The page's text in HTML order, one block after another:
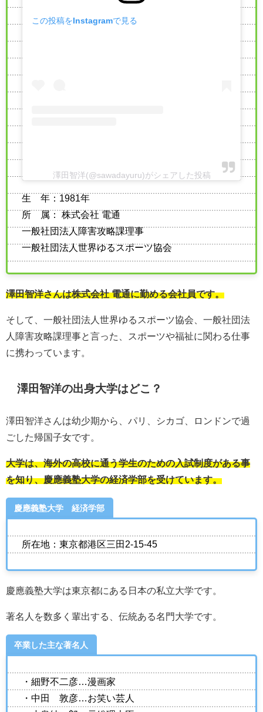
この投稿をInstagramで見る
澤田智洋(@sawadayuru)がシェアした投稿
生 年：1981年
所 属： 株式会社 電通
一般社団法人障害攻略課理事
一般社団法人世界ゆるスポーツ協会
澤田智洋さんは株式会社 電通に勤める会社員です。
そして、一般社団法人世界ゆるスポーツ協会、一般社団法
人障害攻略課理事と言った、スポーツや福祉に関わる仕事
に携わっています。
澤田智洋の出身大学はどこ？
澤田智洋さんは幼少期から、パリ、シカゴ、ロンドンで過
ごした帰国子女です。
大学は、海外の高校に通う学生のための入試制度がある事
を知り、慶應義塾大学の経済学部を受けています。
慶應義塾大学 経済学部
所在地：東京都港区三田2-15-45
慶應義塾大学は東京都にある日本の私立大学です。
著名人を数多く輩出する、伝統ある名門大学です。
卒業した主な著名人
・細野不二彦…漫画家
・中田 敦彦…お笑い芸人